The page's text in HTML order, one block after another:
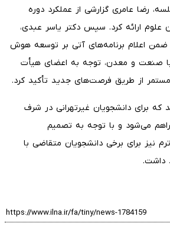
رضا عامری گزارشی از عملکرد دوره
علوم ارائه کرد. سپس دکتر یاسر عبدی،
اعلام برنامه‌های آتی بر توسعه هوش
صنعت و معدن، توجه به اعضای هیأت
از طریق فرصت‌های جدید تأکید کرد.
برای دانشجویان غیرتهرانی در شرف
می‌شود و با توجه به تصمیم
نیز برای برخی دانشجویان متقاضی با
داشت.